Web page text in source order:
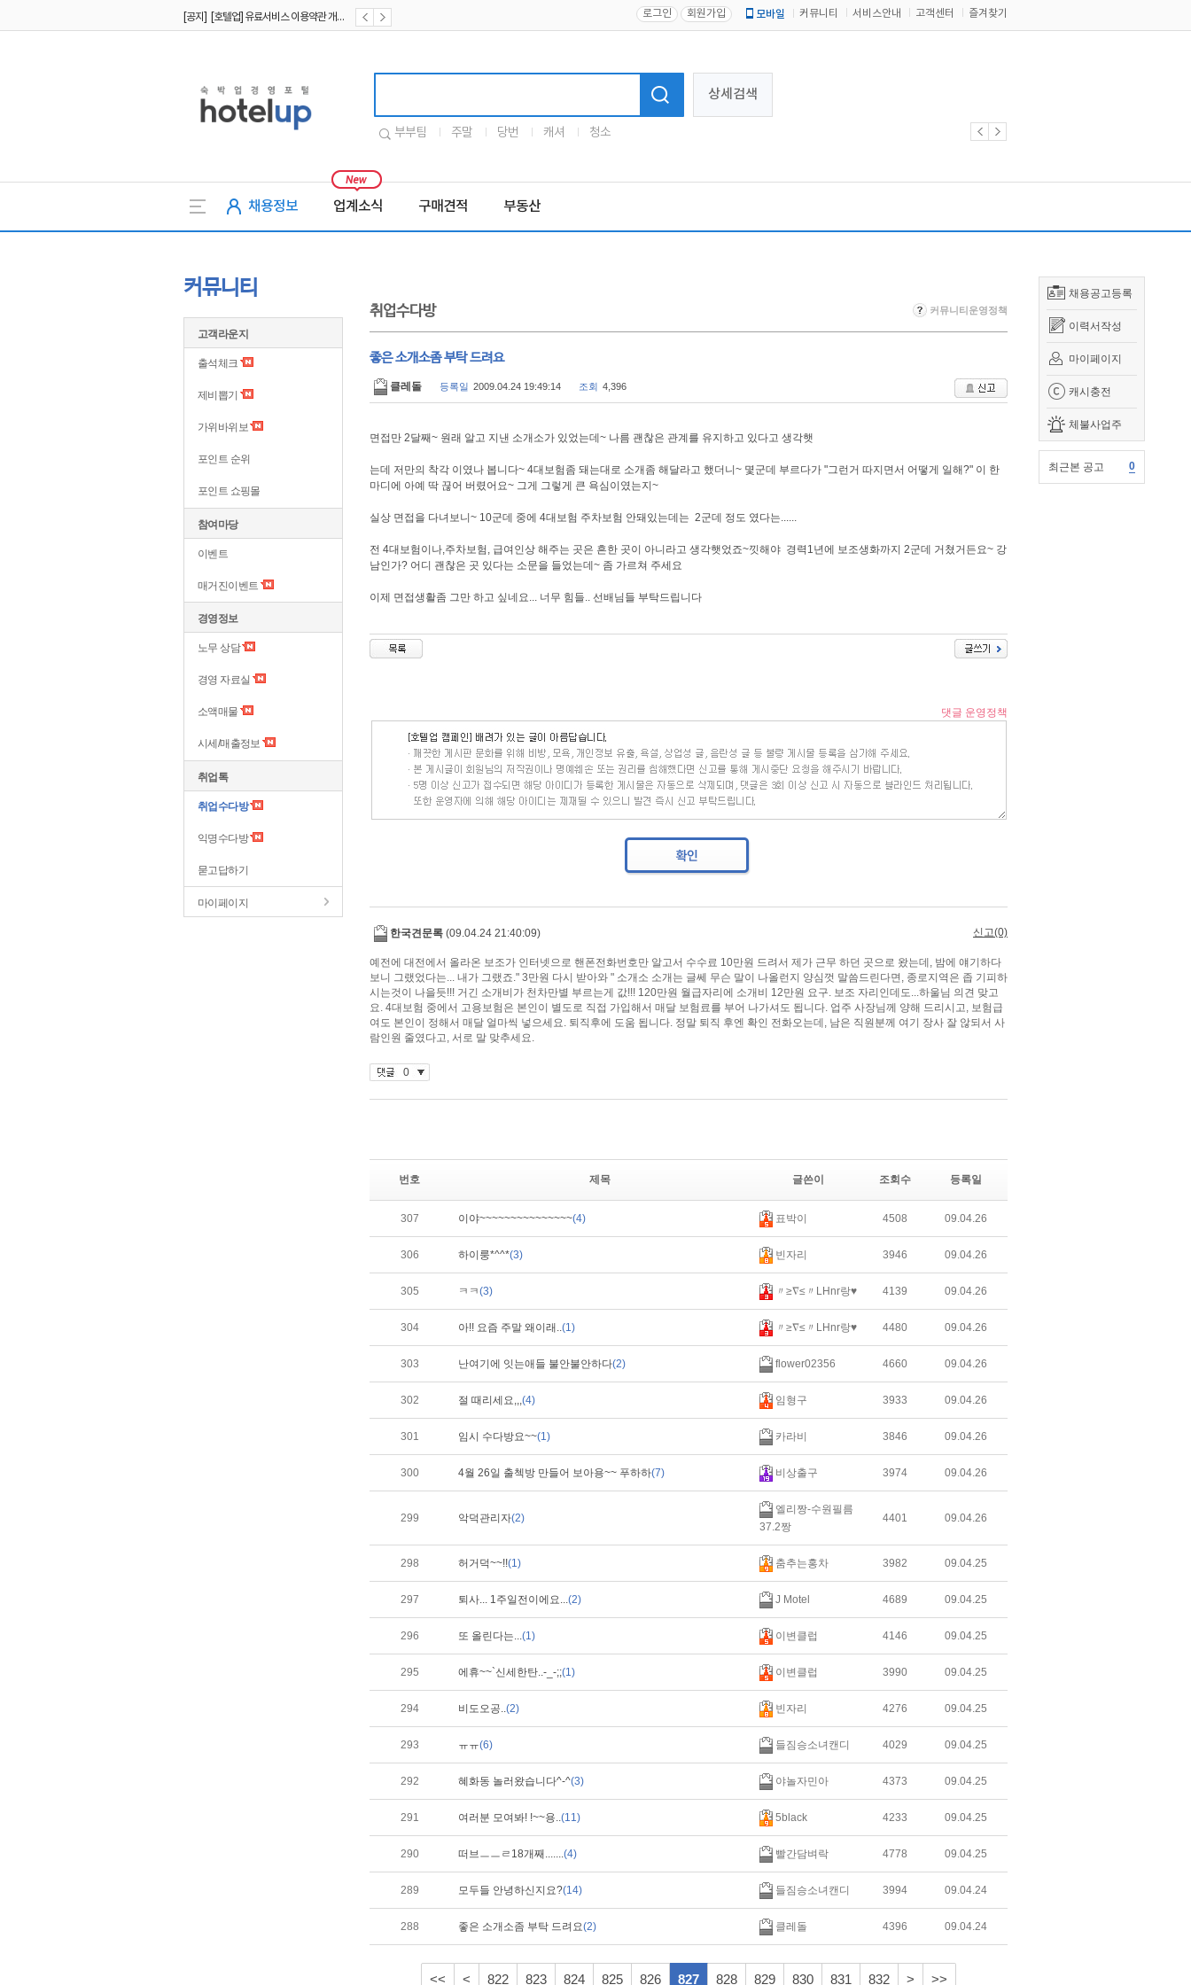
[공지] [호텔업] 유료서비스 이용약관 개정본2 (19.09.02) 로그인 회원가입 모바일 커뮤니티 서비스안내 고객센터 즐겨찾기
상세검색
부부팀 주말 당번 캐셔 청소
채용정보 업계소식 구매견적 부동산
채용공고등록
이력서작성
마이페이지
캐시충전
체불사업주
최근본 공고 0
커뮤니티
고객라운지
출석체크
제비뽑기
가위바위보
포인트 순위
포인트 쇼핑몰
참여마당
이벤트
매거진이벤트
경영정보
노무 상담
경영 자료실
소액매물
시세/매출정보
취업톡
취업수다방
익명수다방
묻고답하기
마이페이지
취업수다방 커뮤니티운영정책
좋은 소개소좀 부탁 드려요
클레돌 등록일 2009.04.24 19:49:14 조회 4,396
면접만 2달째~ 원래 알고 지낸 소개소가 있었는데~ 나름 괜찮은 관계를 유지하고 있다고 생각햇
는데 저만의 착각 이였나 봅니다~ 4대보험좀 돼는대로 소개좀 해달라고 했더니~ 몇군데 부르다가 "그런거 따지면서 어떻게 일해?" 이 한
마디에 아예 딱 끊어 버렸어요~ 그게 그렇게 큰 욕심이였는지~
실상 면접을 다녀보니~ 10군데 중에 4대보험 주차보험 안돼있는데는 2군데 정도 였다는......
전 4대보험이나,주차보험, 급여인상 해주는 곳은 흔한 곳이 아니라고 생각햇었죠~낏해야 경력1년에 보조생화까지 2군데 거쳤거든요~ 강
남인가? 어디 괜찮은 곳 있다는 소문을 들었는데~ 좀 가르쳐 주세요
이제 면접생활좀 그만 하고 싶네요... 너무 힘들.. 선배님들 부탁드립니다
번호 제목 글쓴이 조회수 등록일
307 이야~~~~~~~~~~~~~~~(4) 표박이 4508 09.04.26
306 하이룽*^^*(3) 빈자리 3946 09.04.26
305 ㅋㅋ(3) 〃≥∇≤〃LHnr랑♥ 4139 09.04.26
304 아!! 요즘 주말 왜이래..(1) 〃≥∇≤〃LHnr랑♥ 4480 09.04.26
303 난여기에 잇는애들 불안불안하다(2) flower02356 4660 09.04.26
302 절 때리세요,,,(4) 임형구 3933 09.04.26
301 임시 수다방요~~(1) 카라비 3846 09.04.26
300 4월 26일 출첵방 만들어 보아용~~ 푸하하(7) 비상출구 3974 09.04.26
299 악덕관리자(2)
엘리짱-수원필름
37.2짱
4401 09.04.26
298 허거덕~~!!(1) 춤추는홍차 3982 09.04.25
297 퇴사... 1주일전이에요...(2) J Motel 4689 09.04.25
296 또 올린다는...(1) 이변클럽 4146 09.04.25
295 에휴~~`신세한탄..-_-;;(1) 이변클럽 3990 09.04.25
294 비도오공..(2) 빈자리 4276 09.04.25
293 ㅠㅠ(6) 들짐승소녀캔디 4029 09.04.25
292 혜화동 놀러왔습니다^-^(3) 야놀자민아 4373 09.04.25
291 여러분 모여봐! !~~용..(11) 5black 4233 09.04.25
290 떠브ㅡㅡㄹ18개째.......(4) 빨간담벼락 4778 09.04.25
289 모두들 안녕하신지요?(14) 들짐승소녀캔디 3994 09.04.24
288 좋은 소개소좀 부탁 드려요(2) 클레돌 4396 09.04.24
<< < 822 823 824 825 826 827 828 829 830 831 832 > >>